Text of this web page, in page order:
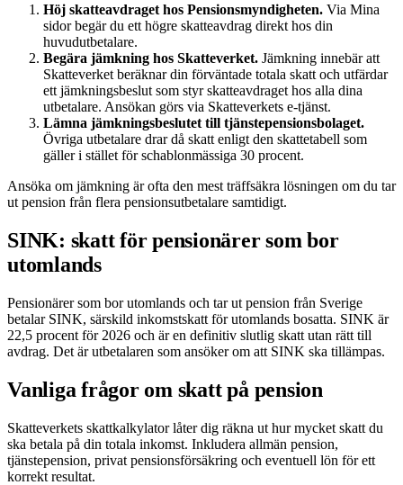
Höj skatteavdraget hos Pensionsmyndigheten. Via Mina
sidor begär du ett högre skatteavdrag direkt hos din
huvudutbetalare.
Begära jämkning hos Skatteverket. Jämkning innebär att
Skatteverket beräknar din förväntade totala skatt och utfärdar
ett jämkningsbeslut som styr skatteavdraget hos alla dina
utbetalare. Ansökan görs via Skatteverkets e-tjänst.
Lämna jämkningsbeslutet till tjänstepensionsbolaget.
Övriga utbetalare drar då skatt enligt den skattetabell som
gäller i stället för schablonmässiga 30 procent.
Ansöka om jämkning är ofta den mest träffsäkra lösningen om du tar
ut pension från flera pensionsutbetalare samtidigt.
SINK: skatt för pensionärer som bor
utomlands
Pensionärer som bor utomlands och tar ut pension från Sverige
betalar SINK, särskild inkomstskatt för utomlands bosatta. SINK är
22,5 procent för 2026 och är en definitiv slutlig skatt utan rätt till
avdrag. Det är utbetalaren som ansöker om att SINK ska tillämpas.
Vanliga frågor om skatt på pension
Skatteverkets skattkalkylator låter dig räkna ut hur mycket skatt du
ska betala på din totala inkomst. Inkludera allmän pension,
tjänstepension, privat pensionsförsäkring och eventuell lön för ett
korrekt resultat.